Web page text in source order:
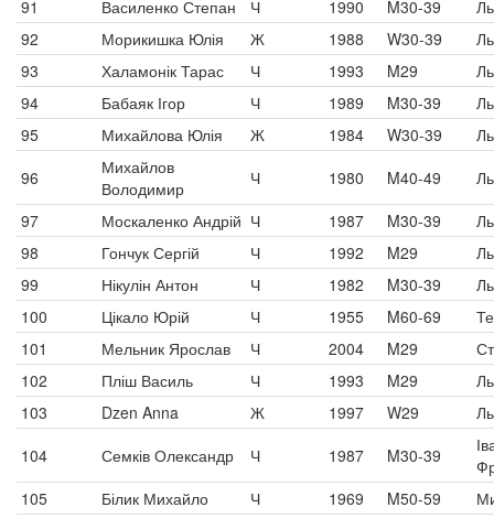
91 Василенко Степан Ч 1990 M30-39
92
Морикишка Юлія Ж 1988 W30-39
93
Халамонік Тарас Ч 1993 M29
94
Бабаяк Ігор Ч 1989 M30-39
95
Михайлова Юлія Ж 1984 W30-39
96
Михайлов
Володимир
Ч 1980 M40-49
97
Москаленко Андрій Ч 1987 M30-39
98
Гончук Сергій Ч 1992 M29
99
Нікулін Антон Ч 1982 M30-39
100
Цікало Юрій Ч 1955 M60-69
101
Мельник Ярослав Ч 2004 M29
102
Пліш Василь Ч 1993 M29
103
Dzen Anna Ж 1997 W29
104
Семків Олександр Ч 1987 M30-39
105
Білик Михайло Ч 1969 M50-59